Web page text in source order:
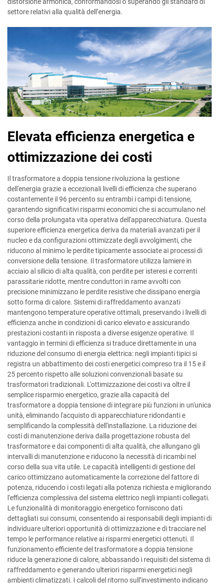
settore relativi alla qualità dell’energia.
Elevata efficienza energetica e
ottimizzazione dei costi
Il trasformatore a doppia tensione rivoluziona la gestione
dell'energia grazie a eccezionali livelli di efficienza che superano
costantemente il 96 percento su entrambi i campi di tensione,
garantendo significativi risparmi economici che si accumulano nel
corso della prolungata vita operativa dell'apparecchiatura. Questa
superiore efficienza energetica deriva da materiali avanzati per il
nucleo e da configurazioni ottimizzate degli avvolgimenti, che
riducono al minimo le perdite tipicamente associate ai processi di
conversione della tensione. Il trasformatore utilizza lamiere in
acciaio al silicio di alta qualità, con perdite per isteresi e correnti
parassitarie ridotte, mentre conduttori in rame avvolti con
precisione minimizzano le perdite resistive che dissipano energia
sotto forma di calore. Sistemi di raffreddamento avanzati
mantengono temperature operative ottimali, preservando i livelli di
efficienza anche in condizioni di carico elevato e assicurando
prestazioni costanti in risposta a diverse esigenze operative. Il
vantaggio in termini di efficienza si traduce direttamente in una
riduzione del consumo di energia elettrica: negli impianti tipici si
registra un abbattimento dei costi energetici compreso tra il 15 e il
25 percento rispetto alle soluzioni convenzionali basate su
trasformatori tradizionali. L'ottimizzazione dei costi va oltre il
semplice risparmio energetico, grazie alla capacità del
trasformatore a doppia tensione di integrare più funzioni in un'unica
unità, eliminando l'acquisto di apparecchiature ridondanti e
semplificando la complessità dell'installazione. La riduzione dei
costi di manutenzione deriva dalla progettazione robusta del
trasformatore e dai componenti di alta qualità, che allungano gli
intervalli di manutenzione e riducono la necessità di ricambi nel
corso della sua vita utile. Le capacità intelligenti di gestione del
carico ottimizzano automaticamente la correzione del fattore di
potenza, riducendo i costi legati alla potenza richiesta e migliorando
l'efficienza complessiva del sistema elettrico negli impianti collegati.
Le funzionalità di monitoraggio energetico forniscono dati
dettagliati sui consumi, consentendo ai responsabili degli impianti di
individuare ulteriori opportunità di ottimizzazione e di tracciare nel
tempo le performance relative ai risparmi energetici ottenuti. Il
funzionamento efficiente del trasformatore a doppia tensione
riduce la generazione di calore, abbassando i requisiti del sistema di
raffreddamento e generando ulteriori risparmi energetici negli
ambienti climatizzati. I calcoli del ritorno sull’investimento indicano